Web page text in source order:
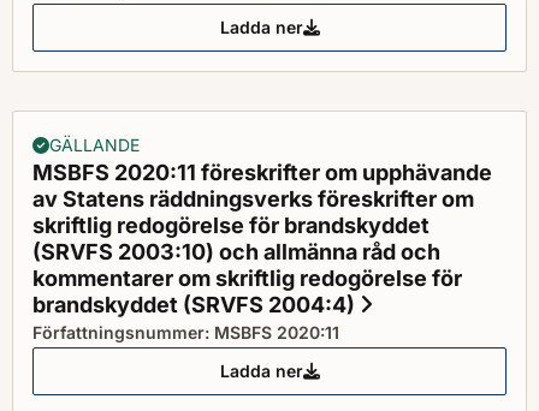
Ladda ner
MSBFS 2021:1 föreskrifter och
GÄLLANDE
MSBFS 2020:11 föreskrifter om upphävande
av Statens räddningsverks föreskrifter om
skriftlig redogörelse för brandskyddet
(SRVFS 2003:10) och allmänna råd och
kommentarer om skriftlig redogörelse för
brandskyddet (SRVFS 2004:4)
Författningsnummer: MSBFS 2020:11
Ladda ner
MSBFS 2020:11 föreskrifter